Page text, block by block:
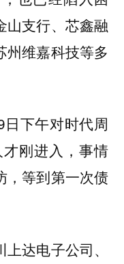
山支行、芯鑫融
州维嘉科技等多
下午对时代周
刚进入，事情
，等到第一次债
达电子公司、